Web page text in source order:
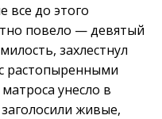
все до этого
повело — девятый
захлестнул
растопыренными
унесло в
живые,